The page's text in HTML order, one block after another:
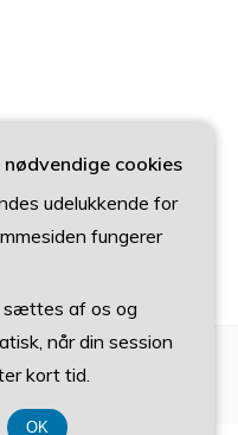
cookies
udelukkende for
fungerer
sættes af os og
når din session
kort tid.
OK